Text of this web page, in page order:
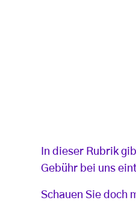
In dieser Rubrik
Gebühr bei uns
Schauen Sie doch